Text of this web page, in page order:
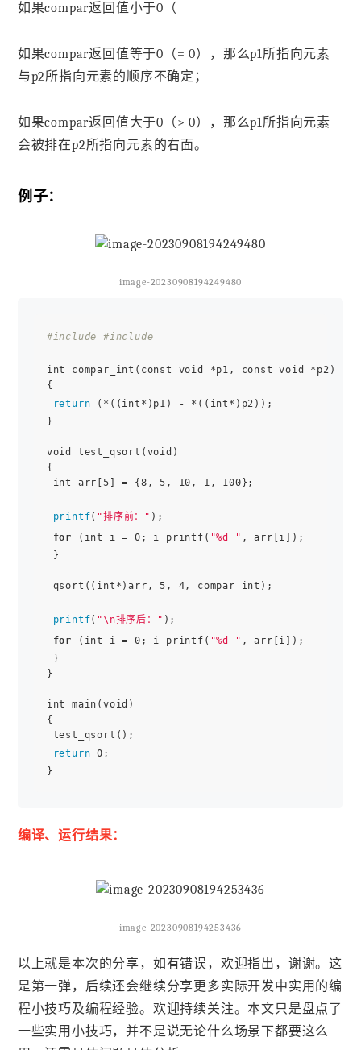
如果compar返回值小于0（
如果compar返回值等于0（= 0），那么p1所指向元素
与p2所指向元素的顺序不确定；
如果compar返回值大于0（> 0），那么p1所指向元素
会被排在p2所指向元素的右面。
例子：
image-20230908194249480
#include #include
int compar_int(const void *p1, const void *p2)
{
return (*((int*)p1) - *((int*)p2));
}
void test_qsort(void)
{
int arr[5] = {8, 5, 10, 1, 100};
printf( "排序前：" );
for (int i = 0; i printf( "%d " , arr[i]);
}
qsort((int*)arr, 5, 4, compar_int);
printf( "\n排序后：" );
for (int i = 0; i printf( "%d " , arr[i]);
}
}
int main(void)
{
test_qsort();
return 0;
编译、运行结果：
image-20230908194253436
以上就是本次的分享，如有错误，欢迎指出，谢谢。这
是第一弹，后续还会继续分享更多实际开发中实用的编
程小技巧及编程经验。欢迎持续关注。本文只是盘点了
一些实用小技巧，并不是说无论什么场景下都要这么